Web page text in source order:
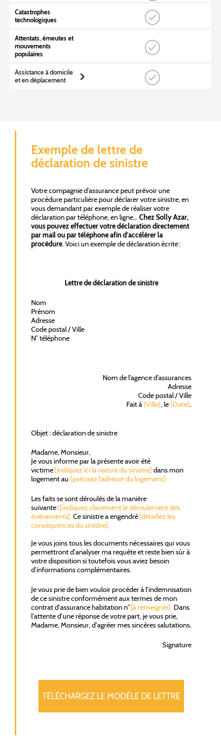
Catastrophes
technologiques
Attentats, émeutes et
mouvements
populaires
Assistance à domicile
et en déplacement
Exemple de lettre de
déclaration de sinistre
Votre compagnie d’assurance peut prévoir une
procédure particulière pour déclarer votre sinistre, en
vous demandant par exemple de réaliser votre
déclaration par téléphone, en ligne… Chez Solly Azar,
vous pouvez effectuer votre déclaration directement
par mail ou par téléphone afin d’accélérer la
procédure. Voici un exemple de déclaration écrite :
Lettre de déclaration de sinistre
Nom
Prénom
Adresse
Code postal / Ville
N° téléphone
Nom de l’agence d’assurances
Adresse
Code postal / Ville
Fait à (Ville), le (Date).
Objet : déclaration de sinistre
Madame, Monsieur,
Je vous informe par la présente avoir été
victime [indiquez ici la nature du sinistre] dans mon
logement au [précisez l’adresse du logement].
Les faits se sont déroulés de la manière
suivante :[indiquez clairement le déroulement des
événements].Ce sinistre a engendré[détaillez les
conséquences du sinistre].
Je vous joins tous les documents nécessaires qui vous
permettront d'analyser ma requête et reste bien sûr à
votre disposition si toutefois vous aviez besoin
d'informations complémentaires.
Je vous prie de bien vouloir procéder à l'indemnisation
de ce sinistre conformément aux termes de mon
contrat d'assurance habitation n°[à renseigner]. Dans
l'attente d'une réponse de votre part, je vous prie,
Madame, Monsieur, d'agréer mes sincères salutations.
Signature
TÉLÉCHARGEZ LE MODÈLE DE LETTRE